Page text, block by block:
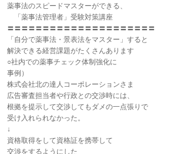
薬事法のスピードマスターができる、
「薬事法管理者」受験対策講座
〓〓〓〓〓〓〓〓〓〓〓〓〓〓〓〓〓〓〓〓〓
「自分で薬事法・景表法をマスター」すると
解決できる経営課題がたくさんあります
○社内での薬事チェック体制強化に
事例）
株式会社北の達人コーポレーションさま
広告審査担当者や行政との交渉時には、
根拠を提示して交渉してもダメの一点張りで
受け入れられなかった。
↓
資格取得をして資格証を携帯して
交渉をするようにした